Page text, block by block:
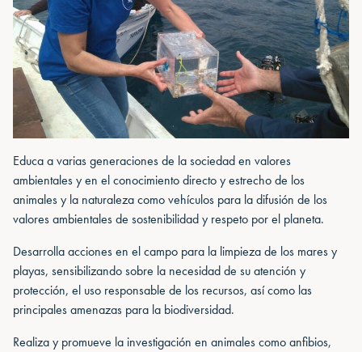
Educa a varias generaciones de la sociedad en valores
ambientales y en el conocimiento directo y estrecho de los
animales y la naturaleza como vehículos para la difusión de los
valores ambientales de sostenibilidad y respeto por el planeta.
Desarrolla acciones en el campo para la limpieza de los mares y
playas, sensibilizando sobre la necesidad de su atención y
protección, el uso responsable de los recursos, así como las
principales amenazas para la biodiversidad.
Realiza y promueve la investigación en animales como anfibios,